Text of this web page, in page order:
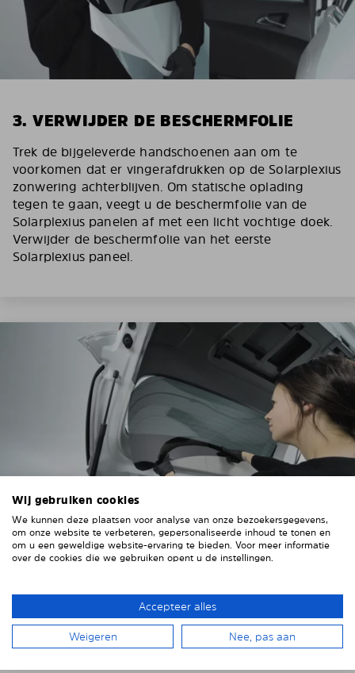
3. VERWIJDER DE BESCHERMFOLIE
Trek de bijgeleverde handschoenen aan om te
voorkomen dat er vingerafdrukken op de Solarplexius
zonwering achterblijven. Om statische oplading
tegen te gaan, veegt u de beschermfolie van de
Solarplexius panelen af met een licht vochtige doek.
Verwijder de beschermfolie van het eerste
Solarplexius paneel.
4. HET ZONNESCHERM PLAATSEN
Plaats het Solarplexius paneel van binnenuit voor de
ruiten van uw voertuig.Steek hiervoor de ruiten
achter de voertuigbekleding.
Wij gebruiken cookies
We kunnen deze plaatsen voor analyse van onze bezoekersgegevens,
om onze website te verbeteren, gepersonaliseerde inhoud te tonen en
om u een geweldige website-ervaring te bieden. Voor meer informatie
over de cookies die we gebruiken opent u de instellingen.
Accepteer alles
Weigeren Nee, pas aan